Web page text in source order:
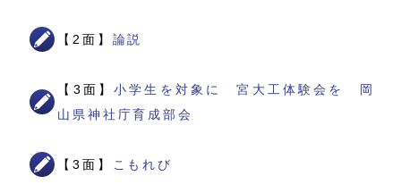
【2面】 論説
【3面】小学生を対象に 宮大工体験会を 岡
山県神社庁育成部会
【3面】 こもれび